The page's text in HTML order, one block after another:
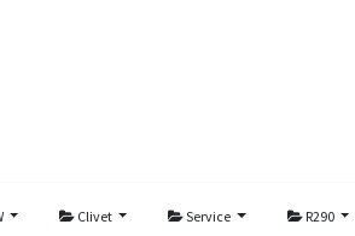
Clivet Service R290